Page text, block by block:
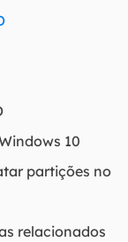
10
partições no
relacionados